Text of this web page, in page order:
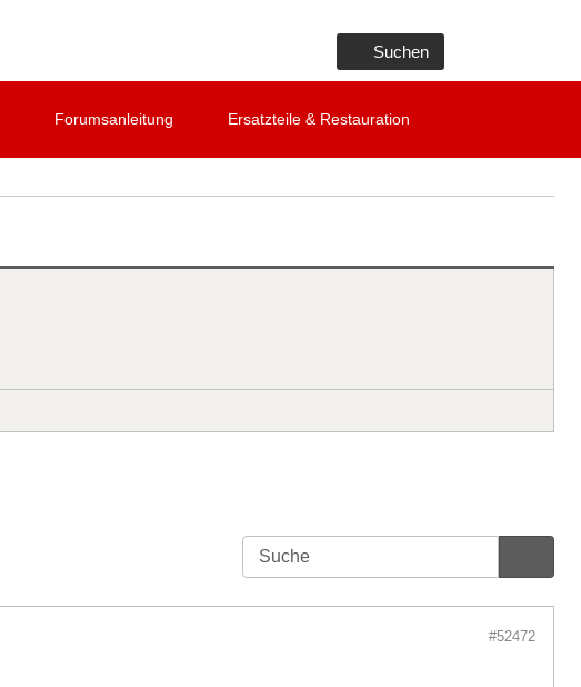
Suchen
Forumsanleitung Ersatzteile & Restauration
#52472